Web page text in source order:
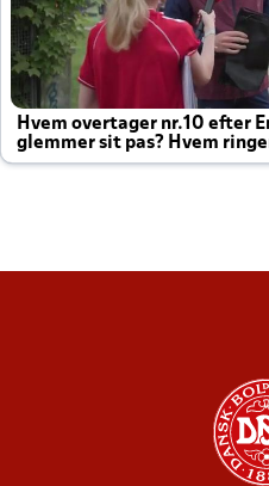
Hvem overtager nr.10 efter
glemmer sit pas? Hvem
altid til efter kampe?